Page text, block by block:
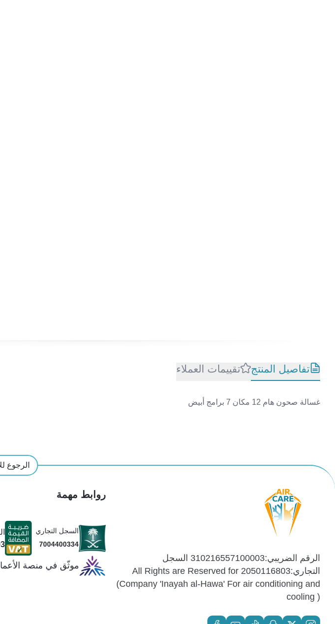
تفاصيل المنتج تقييمات العملاء
غسالة صحون هام 12 مكان 7 برامج أبيض
الرجوع
الرقم الضريبي:310216557100003 السجل
التجاري:2050116803 All Rights are Reserved for
(Company 'Inayah al-Hawa' For air conditioning and
cooling )
روابط مهمة
السجل التجاري
7004400334
موثّق في منصة